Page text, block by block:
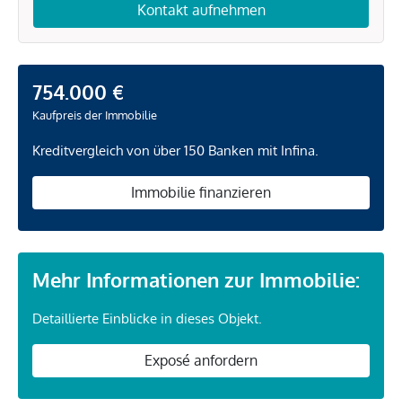
Kontakt aufnehmen
754.000 €
Kaufpreis der Immobilie
Kreditvergleich von über 150 Banken mit Infina.
Immobilie finanzieren
Mehr Informationen zur Immobilie:
Detaillierte Einblicke in dieses Objekt.
Exposé anfordern